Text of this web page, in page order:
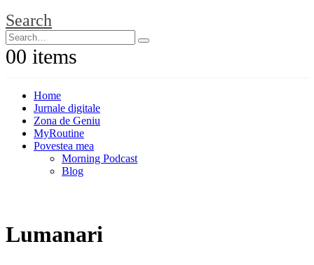
Search
00 items
Home
Jurnale digitale
Zona de Geniu
MyRoutine
Povestea mea
Morning Podcast
Blog
Lumanari